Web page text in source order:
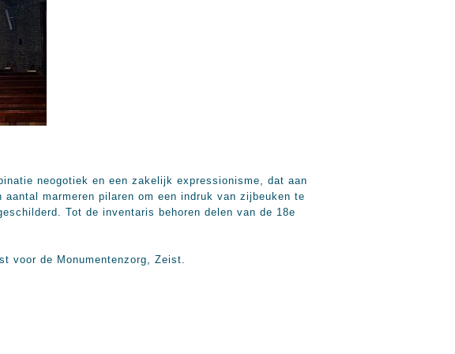
neogotiek en een zakelijk expressionisme, dat aan
marmeren pilaren om een indruk van zijbeuken te
Tot de inventaris behoren delen van de 18e
voor de Monumentenzorg, Zeist.